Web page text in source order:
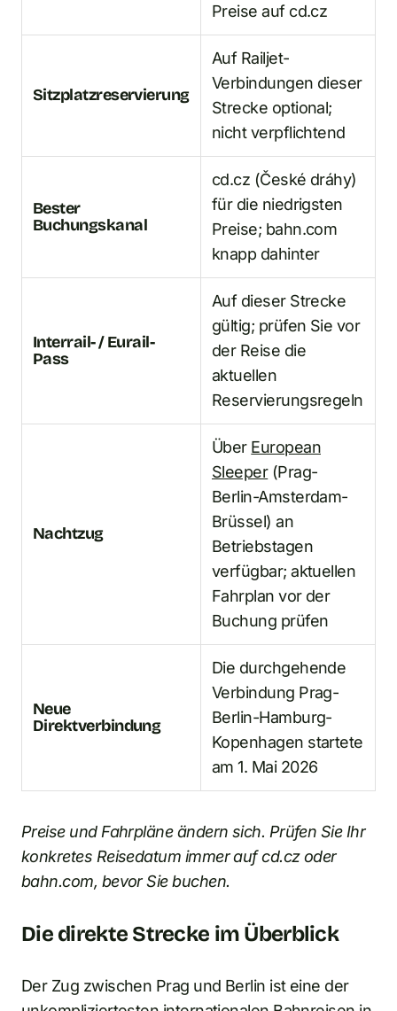
Preise auf cd.cz
Sitzplatzreservierung
Auf Railjet-
Verbindungen dieser
Strecke optional;
nicht verpflichtend
Bester
Buchungskanal
cd.cz (České dráhy)
für die niedrigsten
Preise; bahn.com
knapp dahinter
Interrail- / Eurail-
Pass
Auf dieser Strecke
gültig; prüfen Sie vor
der Reise die
aktuellen
Reservierungsregeln
Nachtzug
Über European
Sleeper(Prag-
Berlin-Amsterdam-
Brüssel) an
Betriebstagen
verfügbar; aktuellen
Fahrplan vor der
Buchung prüfen
Neue
Direktverbindung
Die durchgehende
Verbindung Prag-
Berlin-Hamburg-
Kopenhagen startete
am 1. Mai 2026
Preise und Fahrpläne ändern sich. Prüfen Sie Ihr
konkretes Reisedatum immer auf cd.cz oder
bahn.com, bevor Sie buchen.
Die direkte Strecke im Überblick
Der Zug zwischen Prag und Berlin ist eine der